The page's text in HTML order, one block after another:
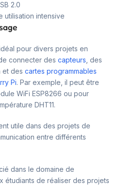
2.0
utilisation intensive
pour divers projets en
connecter des capteurs , des
et des cartes programmables
Pi. Par exemple, il peut être
WiFi ESP8266 ou pour
DHT11.
utile dans des projets de
entre différents
dans le domaine de
étudiants de réaliser des projets